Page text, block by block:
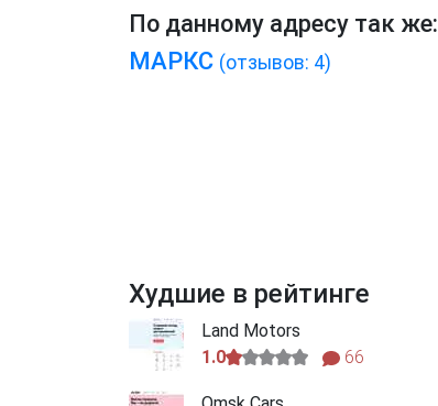
По данному адресу так же:
МАРКС (отзывов: 4)
Худшие в рейтинге
Land Motors
1.0
66